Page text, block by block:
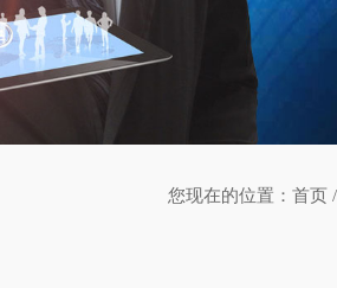
您现在的位置： 首页 /